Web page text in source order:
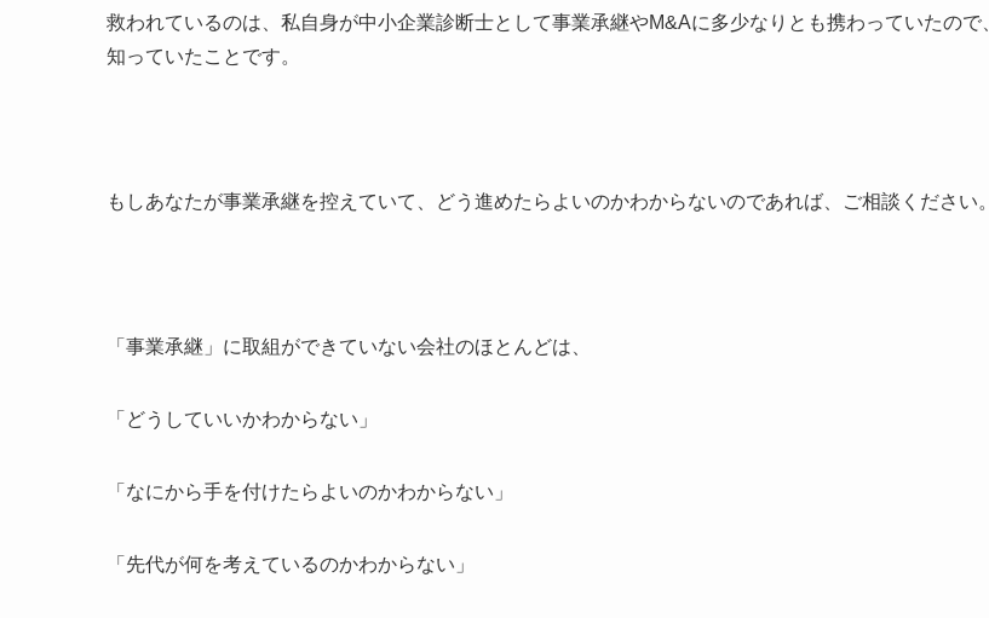
救われているのは、私自身が中小企業診断士として事業承継やM&Aに多少なりとも携わっていたので
知っていたことです。
もしあなたが事業承継を控えていて、どう進めたらよいのかわからないのであれば、ご相談ください。
「事業承継」に取組ができていない会社のほとんどは、
「どうしていいかわからない」
「なにから手を付けたらよいのかわからない」
「先代が何を考えているのかわからない」